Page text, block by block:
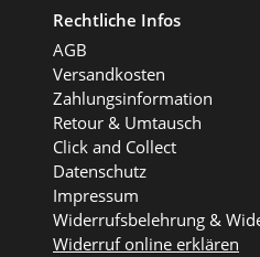
Rechtliche Infos
AGB
Versandkosten
Zahlungsinformation
Retour & Umtausch
Click and Collect
Datenschutz
Impressum
Widerrufsbelehrung &
Widerruf online erklären